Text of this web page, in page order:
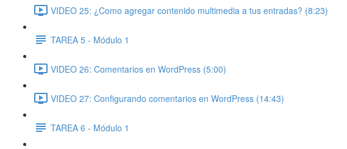
VIDEO 25: ¿Como agregar contenido multimedia a tus entradas? (8:23)
TAREA 5 - Módulo 1
VIDEO 26: Comentarios en WordPress (5:00)
VIDEO 27: Configurando comentarios en WordPress (14:43)
TAREA 6 - Módulo 1